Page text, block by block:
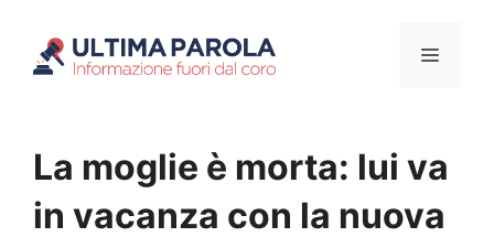
Menu
La moglie è morta: lui va
in vacanza con la nuova